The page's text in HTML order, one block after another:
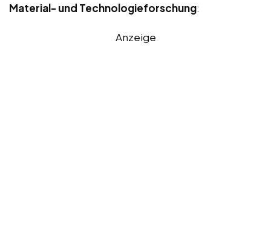
Material- und Technologieforschung:
Anzeige